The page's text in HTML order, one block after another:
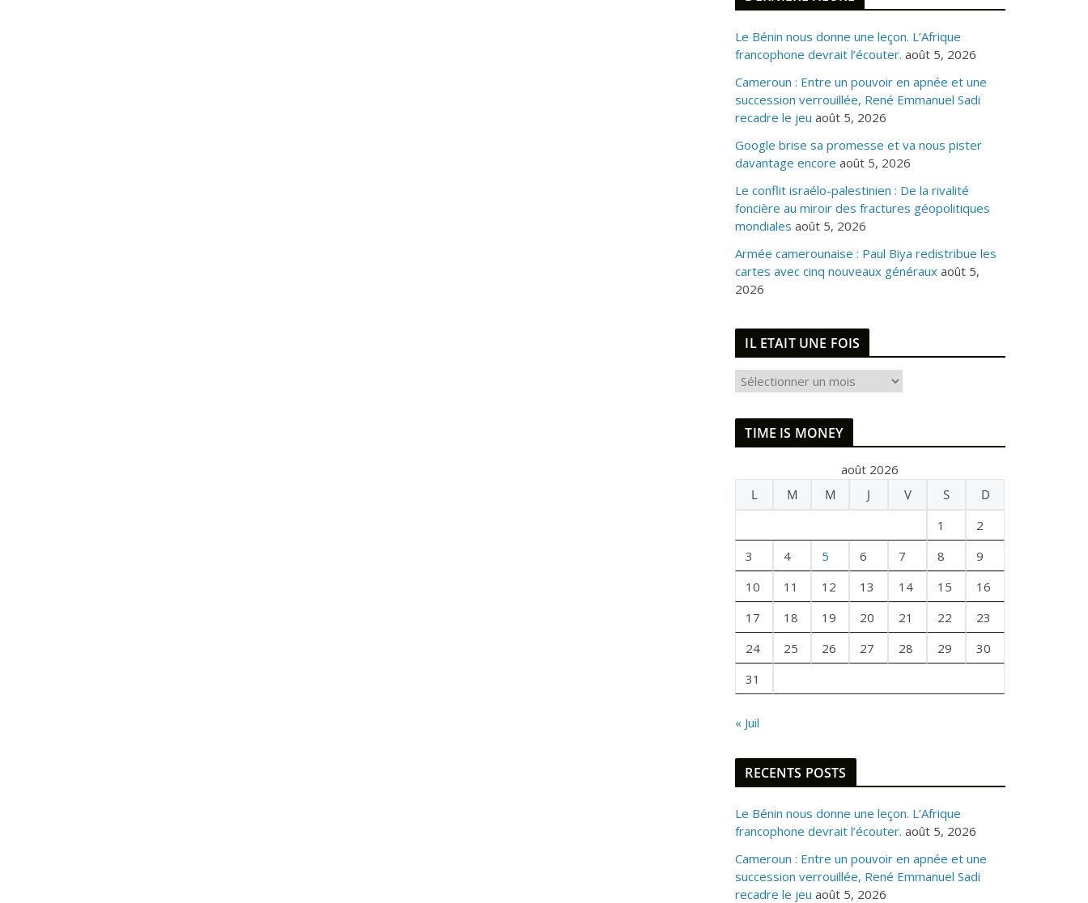
Le Bénin nous donne une leçon. L’Afrique
francophone devrait l’écouter. août 5, 2026
Cameroun : Entre un pouvoir en apnée et une
succession verrouillée, René Emmanuel Sadi
recadre le jeu août 5, 2026
Google brise sa promesse et va nous pister
davantage encore août 5, 2026
Le conflit israélo-palestinien : De la rivalité
foncière au miroir des fractures géopolitiques
mondiales août 5, 2026
Armée camerounaise : Paul Biya redistribue les
cartes avec cinq nouveaux généraux août 5,
2026
IL ETAIT UNE FOIS
E
I
U
F
S
TIME IS MONEY
août 2026
L
M M J V S
D
1
2
3
4 5 6 7 8
9
10
11 12 13 14 15
16
17
18 19 20 21 22
23
24
25 26 27 28 29
30
31
« Juil
RECENTS POSTS
Le Bénin nous donne une leçon. L’Afrique
francophone devrait l’écouter. août 5, 2026
Cameroun : Entre un pouvoir en apnée et une
succession verrouillée, René Emmanuel Sadi
recadre le jeu août 5, 2026